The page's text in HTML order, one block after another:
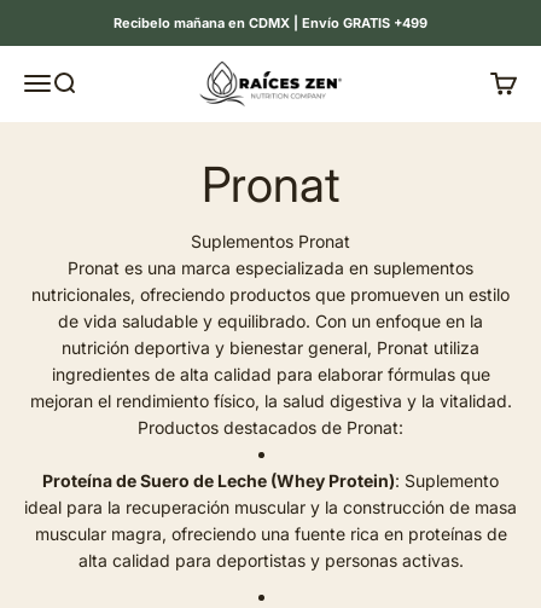
Recibelo mañana en CDMX | Envío GRATIS +499
MenúBuscar Raíces Zen Carrito
Suplementos Pronat
Pronat es una marca especializada en suplementos
nutricionales, ofreciendo productos que promueven un estilo
de vida saludable y equilibrado. Con un enfoque en la
nutrición deportiva y bienestar general, Pronat utiliza
ingredientes de alta calidad para elaborar fórmulas que
mejoran el rendimiento físico, la salud digestiva y la vitalidad.
Productos destacados de Pronat:
Proteína de Suero de Leche (Whey Protein): Suplemento
ideal para la recuperación muscular y la construcción de masa
muscular magra, ofreciendo una fuente rica en proteínas de
alta calidad para deportistas y personas activas.